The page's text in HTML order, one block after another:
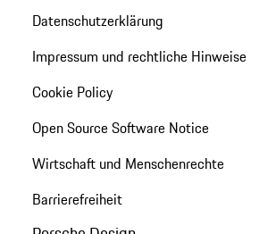
Datenschutzerklärung
Impressum und rechtliche Hinweise
Cookie Policy
Open Source Software Notice
Wirtschaft und Menschenrechte
Barrierefreiheit